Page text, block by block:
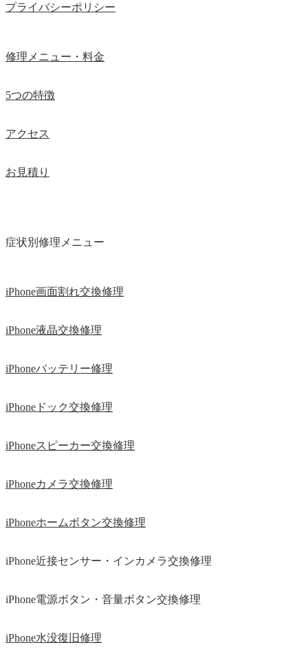
プライバシーポリシー
修理メニュー・料金
5つの特徴
アクセス
お見積り
症状別修理メニュー
iPhone画面割れ交換修理
iPhone液晶交換修理
iPhoneバッテリー修理
iPhoneドック交換修理
iPhoneスピーカー交換修理
iPhoneカメラ交換修理
iPhoneホームボタン交換修理
iPhone近接センサー・インカメラ交換修理
iPhone電源ボタン・音量ボタン交換修理
iPhone水没復旧修理